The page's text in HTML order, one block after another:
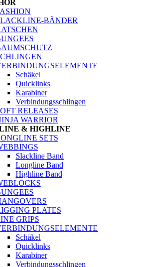
BÄNDER
Schäkel
Quicklinks
Karabiner
Verbindungsschlingen
RELEASES
WARRIOR
& HIGHLINE
SETS
Slackline Band
Longline Band
Highline Band
PLATES
GRIPS
Schäkel
Quicklinks
Karabiner
Verbindungsschlingen